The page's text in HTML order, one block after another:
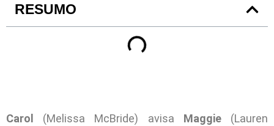
RESUMO
Carol (Melissa McBride) avisa Maggie(Lauren